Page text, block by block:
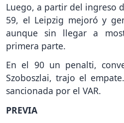
Luego, a partir del ingreso
59, el Leipzig mejoró y
aunque sin llegar a
primera parte.
En el 90 un penalti,
Szoboszlai, trajo el
sancionada por el VAR.
PREVIA